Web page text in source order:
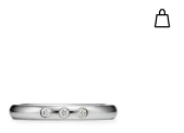
링 레